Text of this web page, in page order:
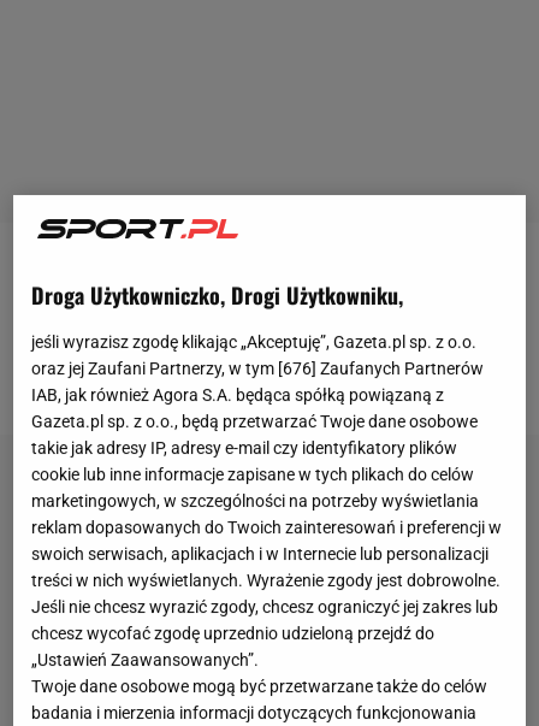
Aleksandara Rakicia na gali UFC w Las Vegas. A
właściwie to Rakić przegrał z kontuzją prawego
kolana.Walka zakończyła się w III rundzie.
Droga Użytkowniczko, Drogi Użytkowniku,
jeśli wyrazisz zgodę klikając „Akceptuję”, Gazeta.pl sp. z o.o.
oraz jej Zaufani Partnerzy, w tym [676] Zaufanych Partnerów
IAB, jak również Agora S.A. będąca spółką powiązaną z
Gazeta.pl sp. z o.o., będą przetwarzać Twoje dane osobowe
takie jak adresy IP, adresy e-mail czy identyfikatory plików
cookie lub inne informacje zapisane w tych plikach do celów
marketingowych, w szczególności na potrzeby wyświetlania
reklam dopasowanych do Twoich zainteresowań i preferencji w
swoich serwisach, aplikacjach i w Internecie lub personalizacji
treści w nich wyświetlanych. Wyrażenie zgody jest dobrowolne.
Jeśli nie chcesz wyrazić zgody, chcesz ograniczyć jej zakres lub
chcesz wycofać zgodę uprzednio udzieloną przejdź do
„Ustawień Zaawansowanych”.
Twoje dane osobowe mogą być przetwarzane także do celów
badania i mierzenia informacji dotyczących funkcjonowania